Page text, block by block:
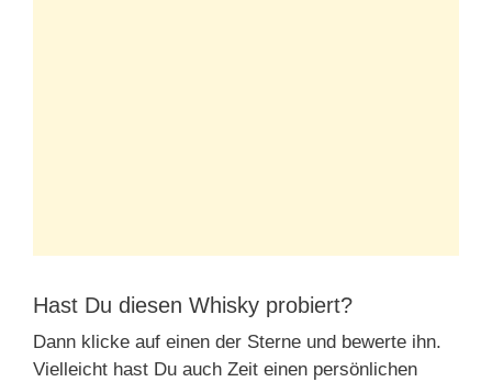
Hast Du diesen Whisky probiert?
Dann klicke auf einen der Sterne und bewerte ihn.
Vielleicht hast Du auch Zeit einen persönlichen